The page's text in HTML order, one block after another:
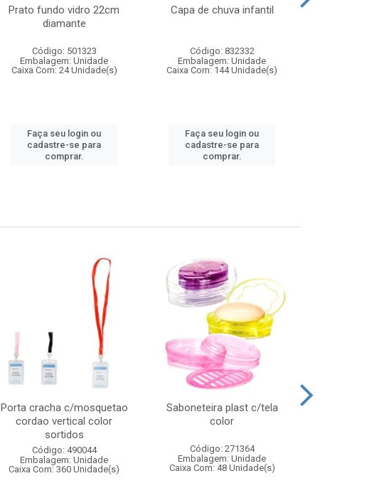
Prato fundo vidro 22cm
diamante
Código: 501323
Embalagem: Unidade
Caixa Com: 24 Unidade(s)
Faça seu login ou
cadastre-se para
comprar.
Capa de chuva infantil
Código: 832332
Embalagem: Unidade
Caixa Com: 144 Unidade(s)
Faça seu login ou
cadastre-se para
comprar.
Porta cracha c/mosquetao
cordao vertical color
sortidos
Código: 490044
Embalagem: Unidade
Caixa Com: 360 Unidade(s)
Saboneteira plast c/tela
color
Código: 271364
Embalagem: Unidade
Caixa Com: 48 Unidade(s)